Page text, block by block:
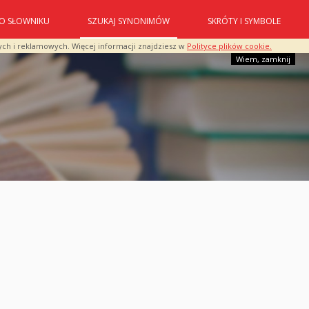
i reklamowych. Więcej informacji znajdziesz w Polityce plików cookie.
Wiem, zamknij
O SŁOWNIKU SZUKAJ SYNONIMÓW SKRÓTY I SYMBOLE